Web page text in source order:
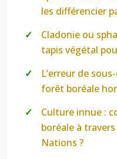
les différencier
Cladonie ou
tapis végétal
L’erreur de
forêt boréale
Culture innue :
boréale à
Nations ?